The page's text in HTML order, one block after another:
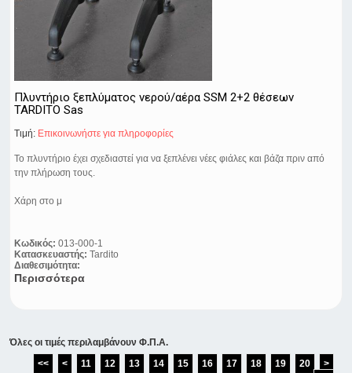
Πλυντήριο ξεπλύματος νερού/αέρα SSM 2+2 θέσεων
TARDITO Sas
Τιμή: Eπικοινωνήστε για πληροφορίες
To πλυντήριο έχει σχεδιαστεί για να ξεπλένει νέες φιάλες και βάζα πριν από
την πλήρωση τους.
Χάρη στο μ
Κωδικός: 013-000-1
Κατασκευαστής: Tardito
Διαθεσιμότητα:
Περισσότερα
Όλες οι τιμές περιλαμβάνουν Φ.Π.Α.
<<
< 11 12 13 14 15 16 17 18 19 20
>